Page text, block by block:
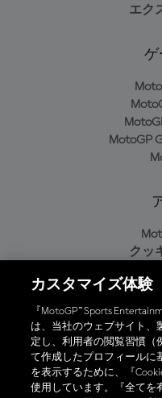
エク
ゲ
MotoGP
クッ
プライ
購
オフ
カスタマイズ体験
『MotoGP™ Sports
は、当社のウェブサイト、
定し、利用者の閲覧習慣（
て作成したプロフィールに
を表示するために、『
使用しています。『全てを